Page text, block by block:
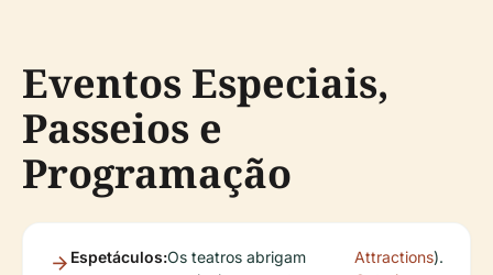
Eventos Especiais,
Passeios e
Programação
Espetáculos:Os teatros abrigam
Attractions).